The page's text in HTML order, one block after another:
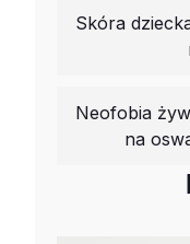
Skóra
Neofobia
na